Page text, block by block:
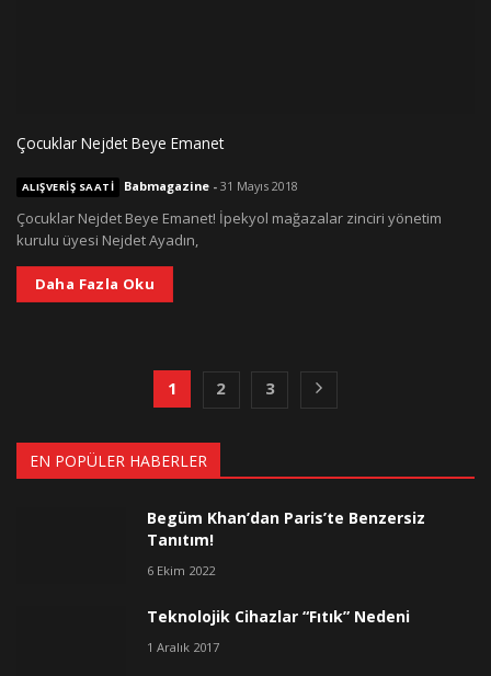
Çocuklar Nejdet Beye Emanet
ALIŞVERIŞ SAATI Babmagazine -31 Mayıs 2018
Çocuklar Nejdet Beye Emanet! İpekyol mağazalar zinciri yönetim
kurulu üyesi Nejdet Ayadın,
Daha Fazla Oku
1 2 3
EN POPÜLER HABERLER
Begüm Khan’dan Paris’te Benzersiz
Tanıtım!
6 Ekim 2022
Teknolojik Cihazlar “Fıtık” Nedeni
1 Aralık 2017